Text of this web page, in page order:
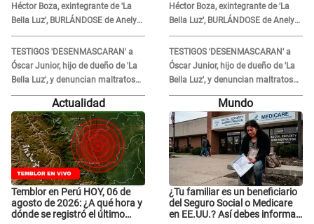
Héctor Boza, exintegrante de 'La
Bella Luz', BURLÁNDOSE de Anely
Dávila tras acusarlo de maltrato:
"Grábame..."
TESTIGOS 'DESENMASCARAN' a
Óscar Junior, hijo de dueño de 'La
Bella Luz', y denuncian maltratos
en la orquesta: "Los humilla..."
Héctor Boza, exintegrante de 'La
Bella Luz', BURLÁNDOSE de Anely
Dávila tras acusarlo de maltrato:
"Grábame..."
TESTIGOS 'DESENMASCARAN' a
Óscar Junior, hijo de dueño de 'La
Bella Luz', y denuncian maltratos
en la orquesta: "Los humilla..."
Actualidad
Temblor en Perú HOY, 06 de
agosto de 2026: ¿A qué hora y
dónde se registró el último
Mundo
¿Tu familiar es un beneficiario
del Seguro Social o Medicare
en EE.UU.? Así debes informar